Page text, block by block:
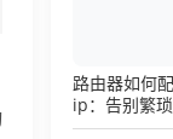
路由器如何
ip：告别繁
详解底层配